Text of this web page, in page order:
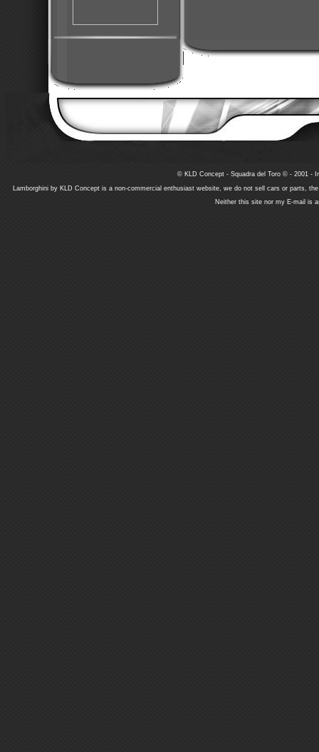
© KLD Concept - Squadra del Toro © - 2001 -
Lamborghini by KLD Concept is a non-commercial enthusiast website, we do not sell cars or parts,
Neither this site nor my E-mail is